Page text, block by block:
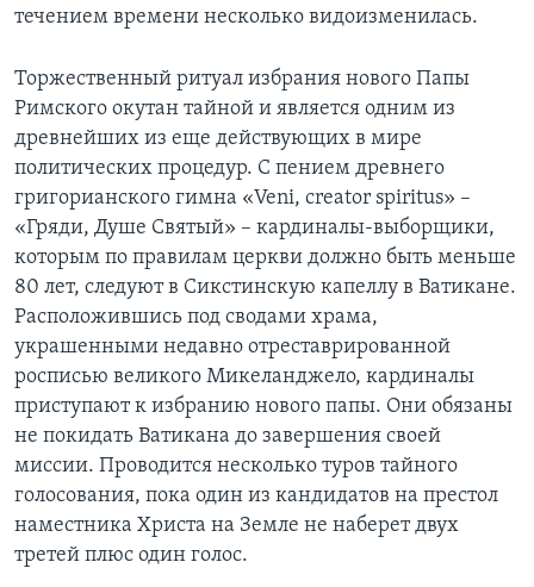
СОЦИАЛЬНЫЕ СЕТИ
Языки
течением времени несколько видоизменилась.
Торжественный ритуал избрания нового Папы
Римского окутан тайной и является одним из
древнейших из еще действующих в мире
политических процедур. С пением древнего
григорианского гимна «Veni, creator spiritus» –
«Гряди, Душе Святый» – кардиналы-выборщики,
которым по правилам церкви должно быть меньше
80 лет, следуют в Сикстинскую капеллу в Ватикане.
Расположившись под сводами храма,
украшенными недавно отреставрированной
росписью великого Микеланджело, кардиналы
приступают к избранию нового папы. Они обязаны
не покидать Ватикана до завершения своей
миссии. Проводится несколько туров тайного
голосования, пока один из кандидатов на престол
наместника Христа на Земле не наберет двух
третей плюс один голос.